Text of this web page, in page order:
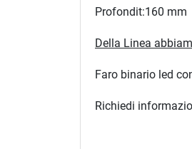
Profondit:160 mm
Della Linea
Faro binario led
Richiedi